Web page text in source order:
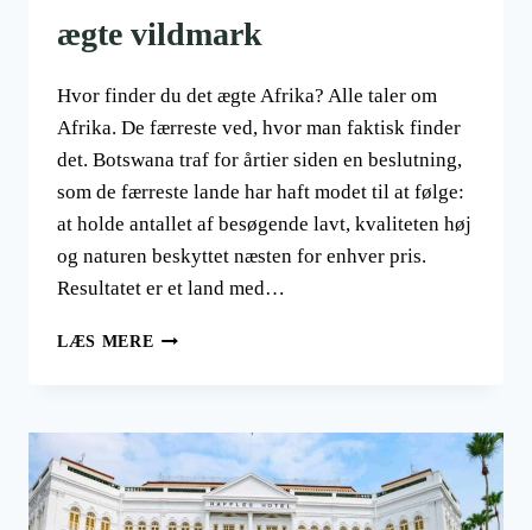
ægte vildmark
Hvor finder du det ægte Afrika? Alle taler om
Afrika. De færreste ved, hvor man faktisk finder
det. Botswana traf for årtier siden en beslutning,
som de færreste lande har haft modet til at følge:
at holde antallet af besøgende lavt, kvaliteten høj
og naturen beskyttet næsten for enhver pris.
Resultatet er et land med…
LÆS MERE BOTSWANA:
VILDMARK